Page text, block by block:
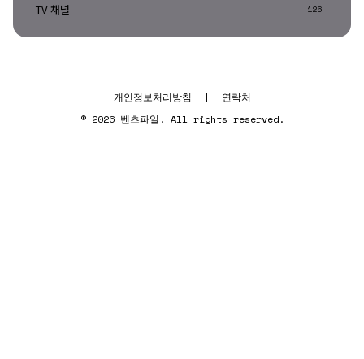
TV 채널 126
개인정보처리방침 |
연락처
© 2026 벤츠파일. All rights reserved.